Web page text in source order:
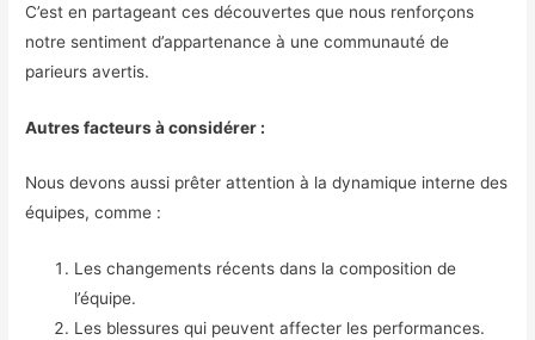
C’est en partageant ces découvertes que nous renforçons
notre sentiment d’appartenance à une communauté de
parieurs avertis.
Autres facteurs à considérer :
Nous devons aussi prêter attention à la dynamique interne des
équipes, comme :
Les changements récents dans la composition de
l’équipe.
Les blessures qui peuvent affecter les performances.